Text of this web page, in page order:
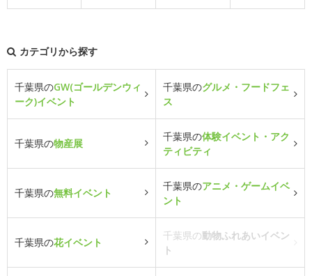
カテゴリから探す
千葉県のGW(ゴールデンウィ
ーク)イベント
千葉県のグルメ・フードフェ
ス
千葉県の物産展
千葉県の体験イベント・アク
ティビティ
千葉県の無料イベント
千葉県のアニメ・ゲームイベ
ント
千葉県の花イベント
千葉県の動物ふれあいイベン
ト